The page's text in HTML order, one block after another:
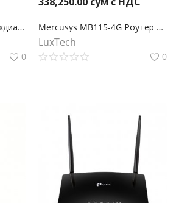
Mercusys MB130-4G Двухдиапазонный роутер Wi‑Fi AC1200 с поддержкой 4G LTE
0
Mercusys MB115-4G Роутер Wi-Fi N300 с поддержкой 4G LTE
LuxTech
0